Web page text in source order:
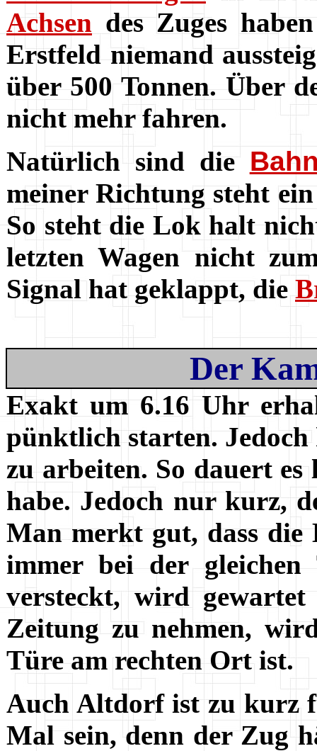
Achsen des Zuges
Erstfeld niemand
über 500 Tonnen. Über
nicht mehr fahren.
Natürlich sind die
meiner Richtung steht
So steht die Lok halt
letzten Wagen nicht
Signal hat geklappt, die
Der
Exakt um 6.16 Uhr
pünktlich starten.
zu arbeiten. So dauert
habe. Jedoch nur kurz,
Man merkt gut, dass die
immer bei der
versteckt, wird
Zeitung zu nehmen,
Türe am rechten Ort ist.
Auch Altdorf ist zu kurz
Mal sein, denn der Zug